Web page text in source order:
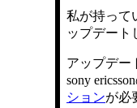
私が持って
ップデート
アップデー
sony
ションが必